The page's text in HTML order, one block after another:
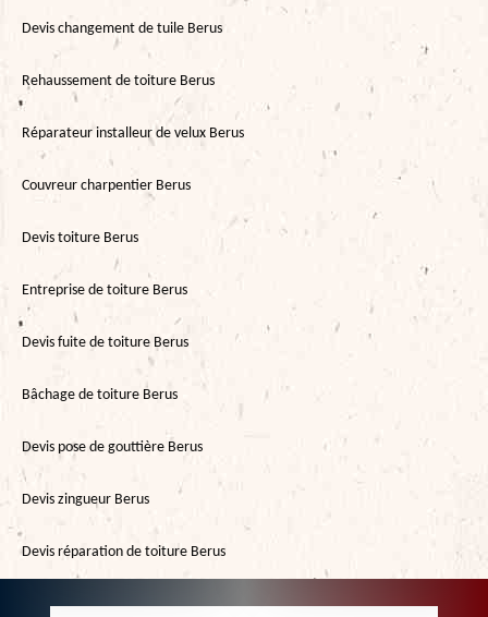
Devis changement de tuile Berus
Rehaussement de toiture Berus
Réparateur installeur de velux Berus
Couvreur charpentier Berus
Devis toiture Berus
Entreprise de toiture Berus
Devis fuite de toiture Berus
Bâchage de toiture Berus
Devis pose de gouttière Berus
Devis zingueur Berus
Devis réparation de toiture Berus